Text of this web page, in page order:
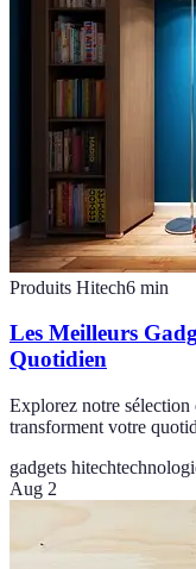
Produits Hitech6 min
Les Meilleurs
Quotidien
Explorez notre sélection
transforment votre
gadgets hitech
Aug 2